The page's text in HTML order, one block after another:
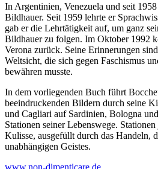
In Argentinien, Venezuela und seit
Bildhauer. Seit 1959 lehrte er
gab er die Lehrtätigkeit auf, um ganz
Bildhauer zu folgen. Im Oktober 1992
Verona zurück. Seine Erinnerungen
Weltsicht, die sich gegen Faschismus
bewähren musste.
In dem vorliegenden Buch führt
beeindruckenden Bildern durch seine
und Cagliari auf Sardinien, Bologna
Stationen seiner Lebenswege.
Kulisse, ausgefüllt durch das Handeln,
unabhängigen Geistes.
www.non-dimenticare.de